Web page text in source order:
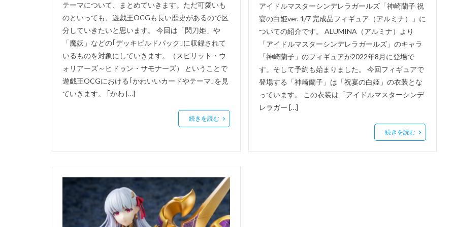
テーマについて、まとめていきます。ただ可愛いも
のといっても、遊戯王OCGも長い歴史があるので区
分していきたいと思います。 今回は「閃刀姫」や
「魔妖」などの｢デッキビルドパック｣に収録されて
いるものを対象にしていきます。（スピリット・ウ
ォリアーズ～ヒドゥン・サモナーズ） ということで
遊戯王OCGにおける｢かわいいカードやテーマ｣を見
ていきます。 ｢かわ […]
続きを読む
アイドルマスターシンデレラガールズ「神崎蘭子 祝
宴の白姫ver. 1/7 完成品フィギュア（アルミナ）」に
ついての紹介です。 ALUMINA（アルミナ）より
「アイドルマスターシンデレラガールズ」のキャラ
「神崎蘭子」のフィギュアが2022年8月に登場で
す。そして予約も始まりました。 今回フィギュアで
登場する「神崎蘭子」は「祝宴の白姫」の衣装とな
っています。 この衣装は「アイドルマスターシンデ
レラガー […]
続きを読む